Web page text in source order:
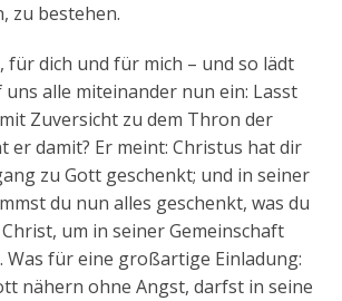
zu bestehen.
für dich und für mich – und so lädt
alle miteinander nun ein: Lasst
Zuversicht zu dem Thron der
er damit? Er meint: Christus hat dir
zu Gott geschenkt; und in seiner
du nun alles geschenkt, was du
um in seiner Gemeinschaft
Was für eine großartige Einladung:
nähern ohne Angst, darfst in seine